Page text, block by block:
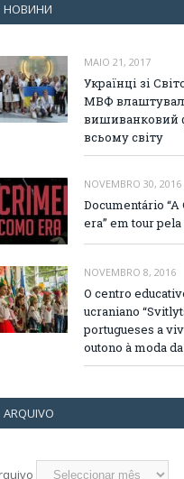
НОВИНИ
MAIO 21, 2017
Українці зі
МВФ
вишиванковий
всьому світу
NOVEMBRO 30, 2016
Documentário
era” em tour
NOVEMBRO 8, 2016
O centro
ucraniano
portugueses a
outono à moda
ARQUIVO